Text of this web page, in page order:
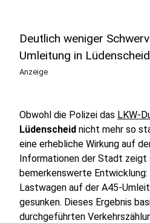
Deutlich weniger
Umleitung in Lüdenscheid
Anzeige
Obwohl die Polizei das LKW-
Lüdenscheid nicht mehr so
eine erhebliche Wirkung auf
Informationen der Stadt zeigt
bemerkenswerte Entwicklung:
Lastwagen auf der A45-
gesunken. Dieses Ergebnis
durchgeführten